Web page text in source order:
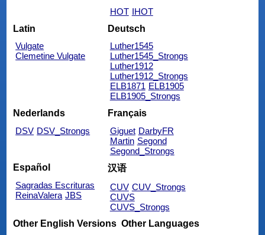
HOT IHOT
Latin
Vulgate
Clemetine Vulgate
Deutsch
Luther1545
Luther1545_Strongs
Luther1912
Luther1912_Strongs
ELB1871 ELB1905
ELB1905_Strongs
Nederlands
DSV DSV_Strongs
Français
Giguet DarbyFR
Martin Segond
Segond_Strongs
Español
Sagradas Escrituras
ReinaValera JBS
汉语
CUV CUV_Strongs
CUVS
CUVS_Strongs
Other English Versions Other Languages